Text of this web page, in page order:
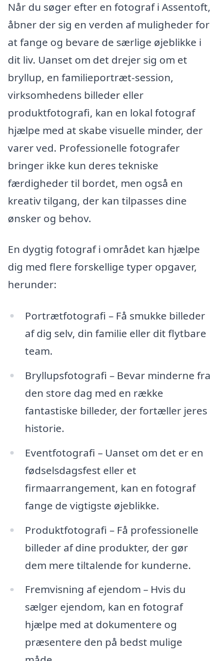
Når du søger efter en fotograf i Assentoft,
åbner der sig en verden af muligheder for
at fange og bevare de særlige øjeblikke i
dit liv. Uanset om det drejer sig om et
bryllup, en familieportræt-session,
virksomhedens billeder eller
produktfotografi, kan en lokal fotograf
hjælpe med at skabe visuelle minder, der
varer ved. Professionelle fotografer
bringer ikke kun deres tekniske
færdigheder til bordet, men også en
kreativ tilgang, der kan tilpasses dine
ønsker og behov.
En dygtig fotograf i området kan hjælpe
dig med flere forskellige typer opgaver,
herunder:
Portrætfotografi – Få smukke billeder
af dig selv, din familie eller dit flytbare
team.
Bryllupsfotografi – Bevar minderne fra
den store dag med en række
fantastiske billeder, der fortæller jeres
historie.
Eventfotografi – Uanset om det er en
fødselsdagsfest eller et
firmaarrangement, kan en fotograf
fange de vigtigste øjeblikke.
Produktfotografi – Få professionelle
billeder af dine produkter, der gør
dem mere tiltalende for kunderne.
Fremvisning af ejendom – Hvis du
sælger ejendom, kan en fotograf
hjælpe med at dokumentere og
præsentere den på bedst mulige